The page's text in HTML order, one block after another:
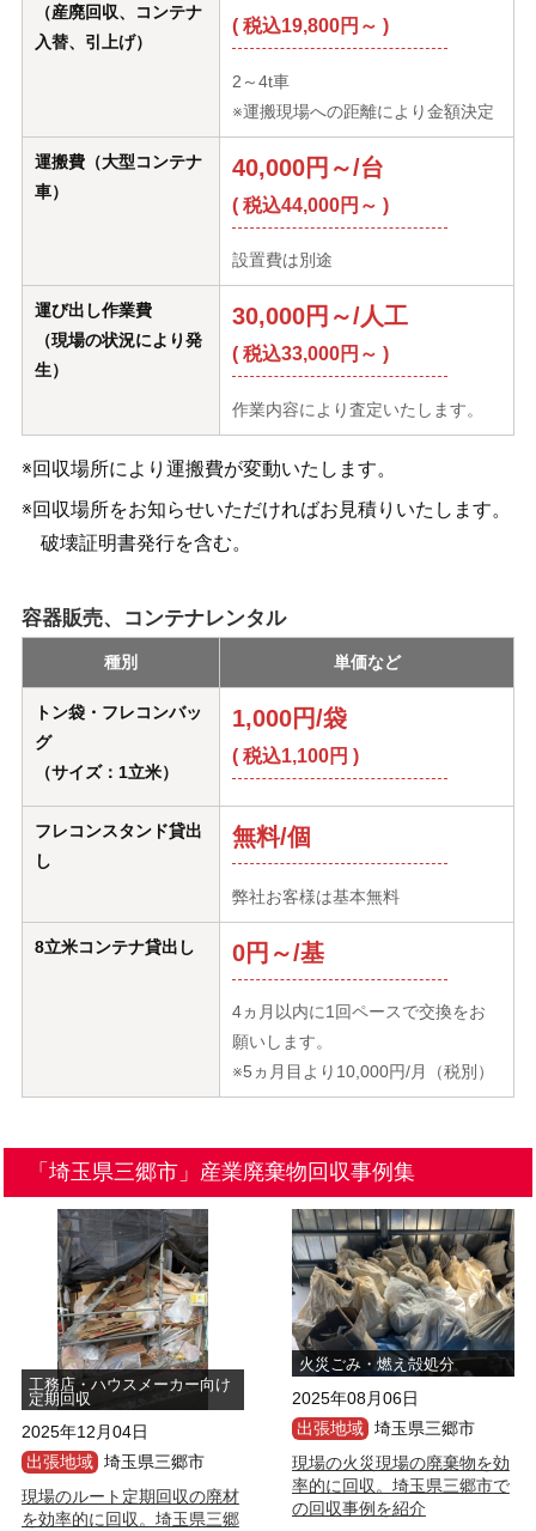
（産廃回収、コンテナ
入替、引上げ）
( 税込19,800円～ )
2～4t車
※運搬現場への距離により金額決定
運搬費（大型コンテナ
車）
40,000円～/台
( 税込44,000円～ )
設置費は別途
運び出し作業費
（現場の状況により発
生）
30,000円～/人工
( 税込33,000円～ )
作業内容により査定いたします。
※回収場所により運搬費が変動いたします。
※回収場所をお知らせいただければお見積りいたします。
破壊証明書発行を含む。
容器販売、コンテナレンタル
種別 単価など
トン袋・フレコンバッ
グ
（サイズ：1立米）
1,000円/袋
( 税込1,100円 )
フレコンスタンド貸出
し
無料/個
弊社お客様は基本無料
8立米コンテナ貸出し 0円～/基
4ヵ月以内に1回ペースで交換をお
願いします。
※5ヵ月目より10,000円/月（税別）
「埼玉県三郷市」産業廃棄物回収事例集
工務店・ハウスメーカー向け
定期回収
2025年12月04日
出張地域 埼玉県三郷市
現場のルート定期回収の廃材
を効率的に回収。埼玉県三郷
火災ごみ・燃え殻処分
2025年08月06日
出張地域 埼玉県三郷市
現場の火災現場の廃棄物を効
率的に回収。埼玉県三郷市で
の回収事例を紹介